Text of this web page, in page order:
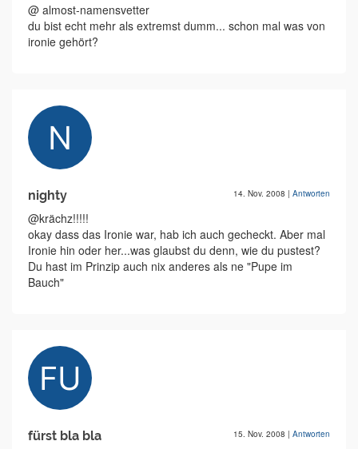
@ almost-namensvetter
du bist echt mehr als extremst dumm... schon mal was von
ironie gehört?
nighty 14. Nov. 2008 | Antworten
@krächz!!!!!
okay dass das Ironie war, hab ich auch gecheckt. Aber mal
Ironie hin oder her...was glaubst du denn, wie du pustest?
Du hast im Prinzip auch nix anderes als ne "Pupe im
Bauch"
fürst bla bla 15. Nov. 2008 | Antworten